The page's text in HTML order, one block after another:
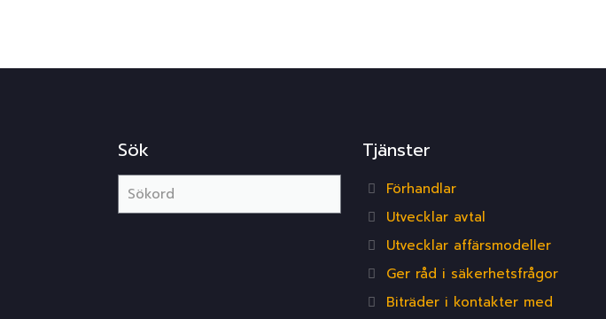
Sök Tjänster
Förhandlar
Utvecklar avtal
Utvecklar affärsmodeller
Ger råd i säkerhetsfrågor
Biträder i kontakter med